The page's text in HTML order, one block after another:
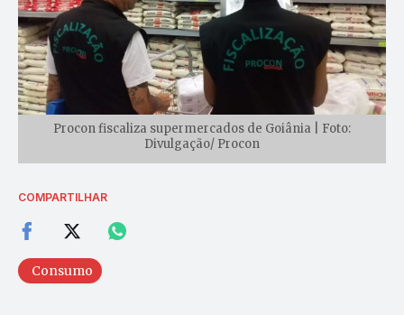
Procon fiscaliza supermercados de Goiânia | Foto:
Divulgação/ Procon
COMPARTILHAR
Consumo